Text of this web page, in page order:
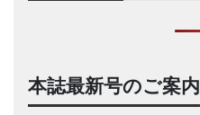
本誌最新号のご案内